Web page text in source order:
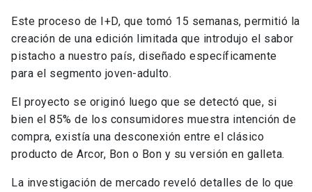
Este proceso de I+D, que tomó 15 semanas, permitió la
creación de una edición limitada que introdujo el sabor
pistacho a nuestro país, diseñado específicamente
para el segmento joven-adulto.
El proyecto se originó luego que se detectó que, si
bien el 85% de los consumidores muestra intención de
compra, existía una desconexión entre el clásico
producto de Arcor, Bon o Bon y su versión en galleta.
La investigación de mercado reveló detalles de lo que